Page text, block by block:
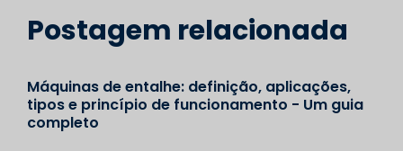
Postagem relacionada
Máquinas de entalhe: definição, aplicações,
tipos e princípio de funcionamento - Um guia
completo